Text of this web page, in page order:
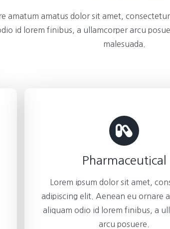
amatum amatus dolor sit amet,
id lorem finibus, a ullamcorper arcu
malesuada.
Pharmaceutical
Lorem ipsum dolor sit amet,
adipiscing elit. Aenean eu ornare
aliquam odio id lorem finibus, a
arcu posuere.